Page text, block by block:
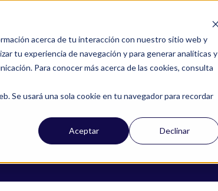
acerca de tu interacción con nuestro sitio web y
tu experiencia de navegación y para generar analíticas y
Para conocer más acerca de las cookies, consulta
Se usará una sola cookie en tu navegador para recordar
Aceptar Declinar